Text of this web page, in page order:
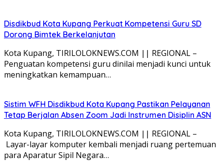
Disdikbud Kota Kupang Perkuat Kompetensi Guru SD
Dorong Bimtek Berkelanjutan
Kota Kupang, TIRILOLOKNEWS.COM || REGIONAL –
Penguatan kompetensi guru dinilai menjadi kunci untuk
meningkatkan kemampuan…
Sistim WFH Disdikbud Kota Kupang Pastikan Pelayanan
Tetap Berjalan Absen Zoom Jadi Instrumen Disiplin ASN
Kota Kupang, TIRILOLOKNEWS.COM || REGIONAL –
Layar-layar komputer kembali menjadi ruang pertemuan
para Aparatur Sipil Negara…